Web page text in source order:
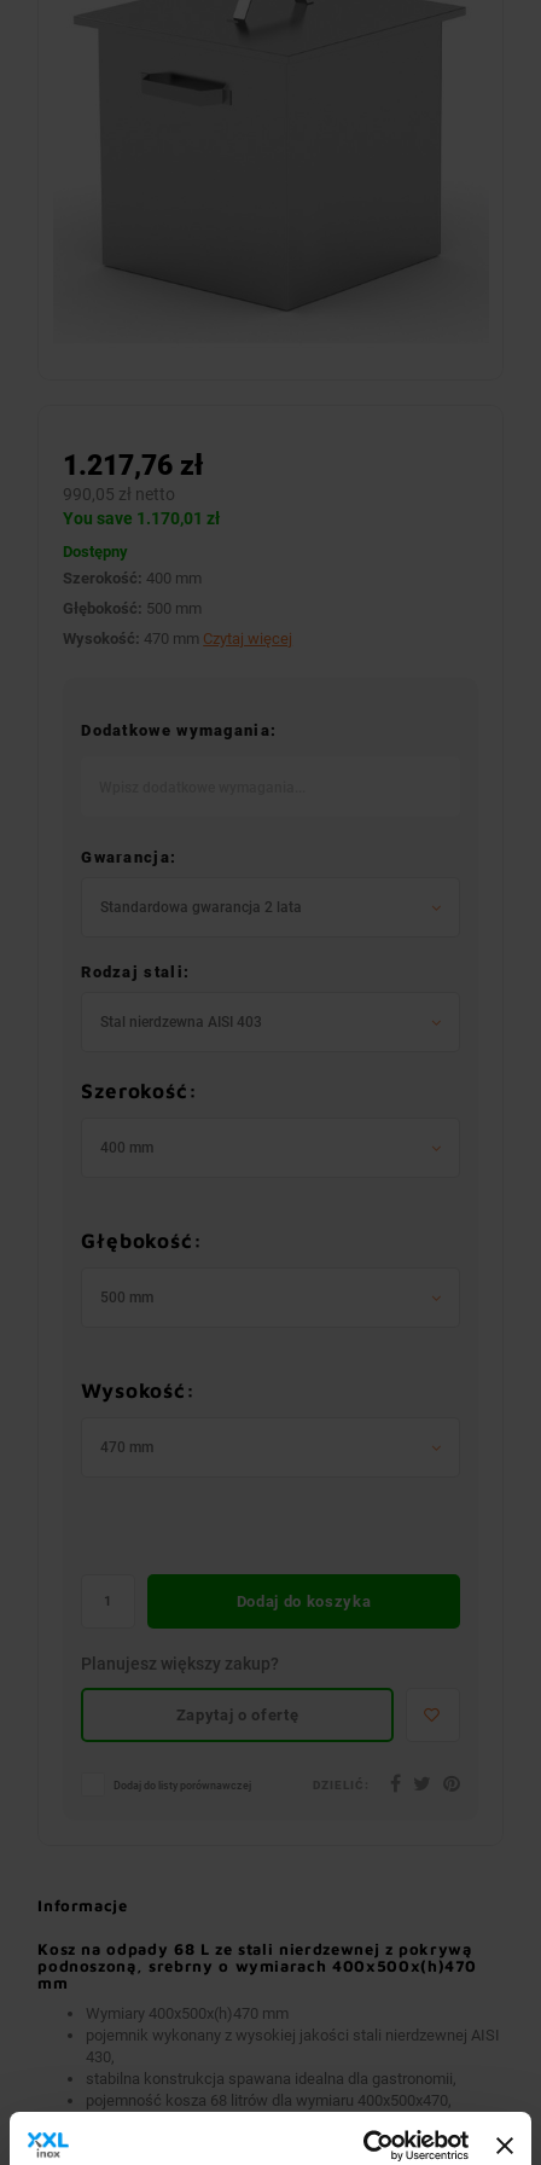
1.217,76 zł
990,05 zł netto
You save 1.170,01 zł
Dostępny
Szerokość: 400 mm
Głębokość: 500 mm
Wysokość: 470 mm Czytaj więcej
Dodatkowe wymagania:
Gwarancja:
Standardowa gwarancja 2 lata
Rodzaj stali:
Stal nierdzewna AISI 403
Szerokość:
400 mm
Głębokość:
500 mm
Wysokość:
470 mm
Dodaj do koszyka
Planujesz większy zakup?
Zapytaj o ofertę
Dodaj do listy porównawczej
Informacje
Kosz na odpady 68 L ze stali nierdzewnej z pokrywą
podnoszoną, srebrny o wymiarach 400x500x(h)470
mm
Wymiary 400x500x(h)470 mm
pojemnik wykonany z wysokiej jakości stali nierdzewnej AISI
430,
stabilna konstrukcja spawana idealna dla gastronomii,
pojemność kosza 68 litrów dla wymiaru 400x500x470,